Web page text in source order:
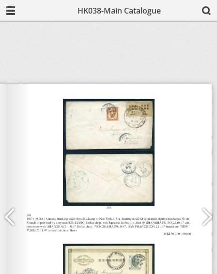
HK038-Main Catalogue